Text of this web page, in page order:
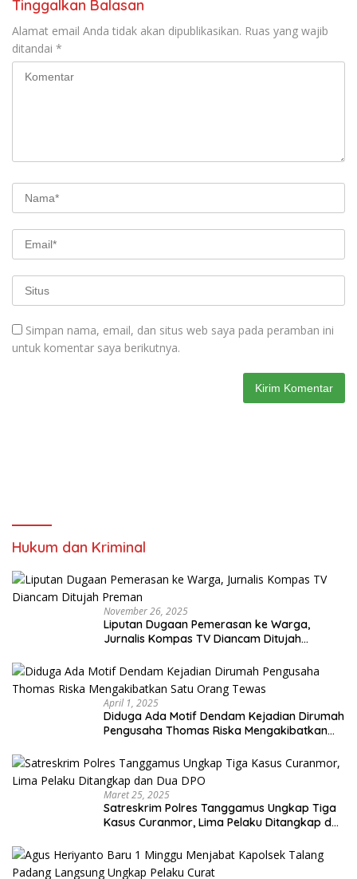
Tinggalkan Balasan
Alamat email Anda tidak akan dipublikasikan. Ruas yang wajib
ditandai *
Simpan nama, email, dan situs web saya pada peramban ini
untuk komentar saya berikutnya.
Hukum dan Kriminal
November 26, 2025
Liputan Dugaan Pemerasan ke Warga,
Jurnalis Kompas TV Diancam Ditujah
April 1, 2025
Diduga Ada Motif Dendam Kejadian Dirumah
Pengusaha Thomas Riska Mengakibatkan
Maret 25, 2025
Satreskrim Polres Tanggamus Ungkap Tiga
Kasus Curanmor, Lima Pelaku Ditangkap dan